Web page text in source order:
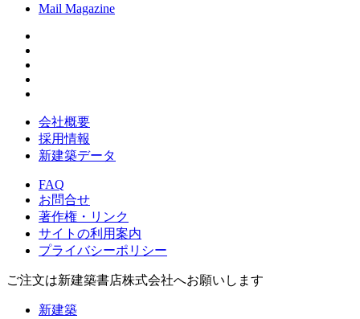
Mail Magazine
会社概要
採用情報
新建築データ
FAQ
お問合せ
著作権・リンク
サイトの利用案内
プライバシーポリシー
ご注文は新建築書店株式会社へお願いします
新建築